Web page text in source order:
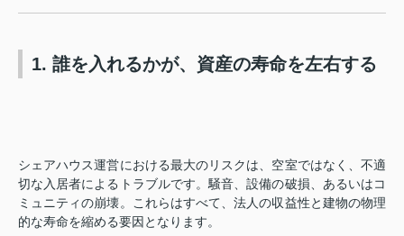
1. 誰を入れるかが、資産の寿命を左右する
シェアハウス運営における最大のリスクは、空室ではなく、不適
切な入居者によるトラブルです。騒音、設備の破損、あるいはコ
ミュニティの崩壊。これらはすべて、法人の収益性と建物の物理
的な寿命を縮める要因となります。